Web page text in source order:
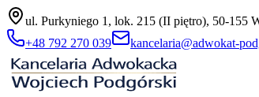
ul. Purkyniego 1, lok. 215 (II piętro), 50-155
+48 792 270 039
kancelaria@adwokat-